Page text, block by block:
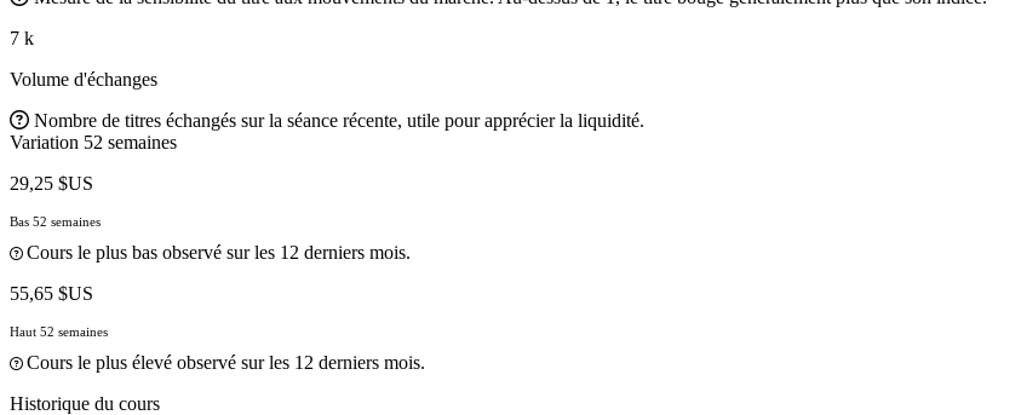
7 k
Volume d'échanges
Nombre de titres échangés sur la séance récente, utile pour apprécier la liquidité.
Variation 52 semaines
29,25 $US
Bas 52 semaines
Cours le plus bas observé sur les 12 derniers mois.
55,65 $US
Haut 52 semaines
Cours le plus élevé observé sur les 12 derniers mois.
Historique du cours